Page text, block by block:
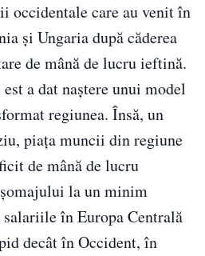
occidentale care au venit în
şi Ungaria după căderea
de mână de lucru ieftină.
a dat naştere unui model
regiunea. Însă, un
piaţa muncii din regiune
de mână de lucru
la un minim
în Europa Centrală
decât în Occident, în